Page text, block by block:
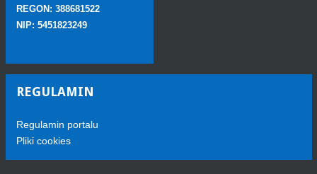
REGON: 388681522
NIP: 5451823249
REGULAMIN
Regulamin portalu
Pliki cookies